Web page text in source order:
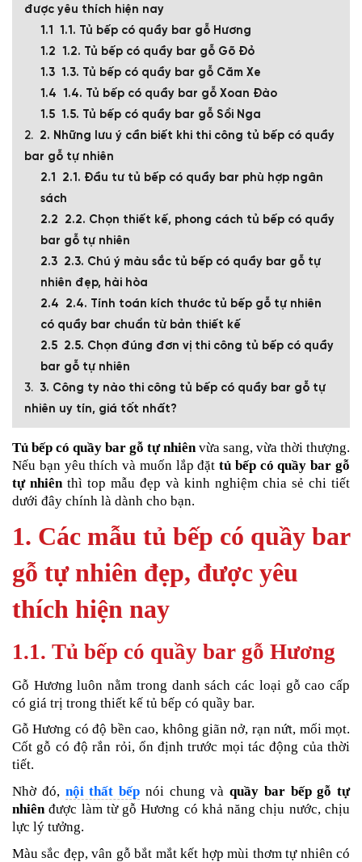
được yêu thích hiện nay
1.1. Tủ bếp có quầy bar gỗ Hương
1.2. Tủ bếp có quầy bar gỗ Gõ Đỏ
1.3. Tủ bếp có quầy bar gỗ Căm Xe
1.4. Tủ bếp có quầy bar gỗ Xoan Đào
1.5. Tủ bếp có quầy bar gỗ Sồi Nga
2. Những lưu ý cần biết khi thi công tủ bếp có quầy
bar gỗ tự nhiên
2.1. Đầu tư tủ bếp có quầy bar phù hợp ngân
sách
2.2. Chọn thiết kế, phong cách tủ bếp có quầy
bar gỗ tự nhiên
2.3. Chú ý màu sắc tủ bếp có quầy bar gỗ tự
nhiên đẹp, hài hòa
2.4. Tính toán kích thước tủ bếp gỗ tự nhiên
có quầy bar chuẩn từ bản thiết kế
2.5. Chọn đúng đơn vị thi công tủ bếp có quầy
bar gỗ tự nhiên
3. Công ty nào thi công tủ bếp có quầy bar gỗ tự
nhiên uy tín, giá tốt nhất?
Tủ bếp có quầy bar gỗ tự nhiên vừa sang, vừa thời thượng.
Nếu bạn yêu thích và muốn lắp đặttủ bếp có quầy bar gỗ
tự nhiên thì top mẫu đẹp và kinh nghiệm chia sẻ chi tiết
dưới đây chính là dành cho bạn.
1. Các mẫu tủ bếp có quầy bar
gỗ tự nhiên đẹp, được yêu
thích hiện nay
1.1. Tủ bếp có quầy bar gỗ Hương
Gỗ Hương luôn nằm trong danh sách các loại gỗ cao cấp
có giá trị trong thiết kế tủ bếp có quầy bar.
Gỗ Hương có độ bền cao, không giãn nở, rạn nứt, mối mọt.
Cốt gỗ có độ rắn rỏi, ổn định trước mọi tác động của thời
tiết.
Nhờ đó, nội thất bếp nói chung và quầy bar bếp gỗ tự
nhiênđược làm từ gỗ Hương có khả năng chịu nước, chịu
lực lý tưởng.
Màu sắc đẹp, vân gỗ bắt mắt kết hợp mùi thơm tự nhiên có